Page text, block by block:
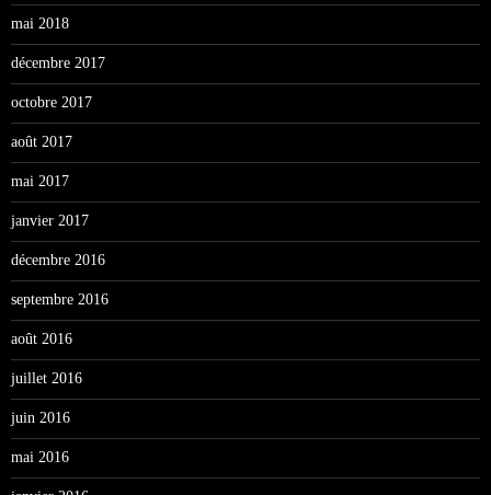
mai 2018
décembre 2017
octobre 2017
août 2017
mai 2017
janvier 2017
décembre 2016
septembre 2016
août 2016
juillet 2016
juin 2016
mai 2016